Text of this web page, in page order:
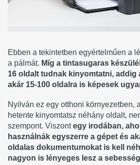
Ebben a tekintetben egyértelműen a
a pálmát. Míg a tintasugaras
16 oldalt tudnak kinyomtatni, addig
akár 15-100 oldalra is képesek
Nyilván ez egy otthoni környezetben,
hetente kinyomtatsz néhány oldalt,
szempont. Viszontegy irodában,
használnák egyszerre a gépet és
oldalas dokumentumokat is kell
nagyon is lényeges lesz a